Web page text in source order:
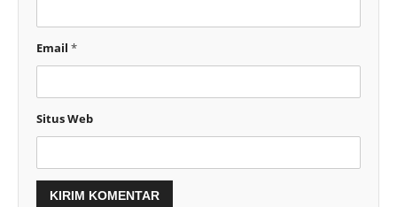
Email *
Situs Web